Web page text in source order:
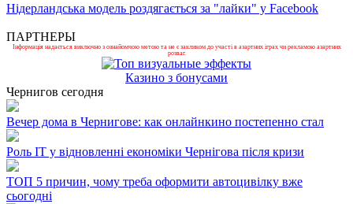
Нідерландська модель роздягається за "лайки" у Facebook
ПАРТНЕРЫ
Інформація надається виключно з ознайомчою метою та не є закликом до участі в азартних іграх чи рекламою азартних
розваг.
Казино з бонусами
Чернигов сегодня
Вечер дома в Чернигове: как онлайнкино постепенно стал
Роль ІТ у відновленні економіки Чернігова після кризи
ТОП 5 причин, чому треба оформити автоцивілку вже
сьогодні